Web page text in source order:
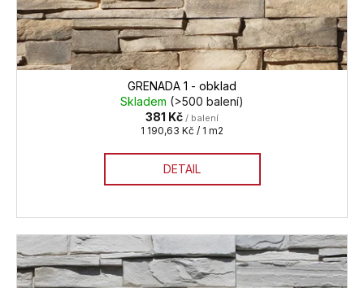
GRENADA 1 - obklad
Skladem (>500 balení)
381 Kč / balení
Měrná
1 190,63 Kč / 1 m2
DETAIL